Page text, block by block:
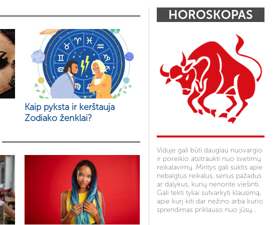
HOROSKOPAS
Viduje gali būti daugiau nuovargio
ir poreikio atsitraukti nuo svetimų
reikalavimų. Mintys gali suktis apie
nebaigtus reikalus, senus pažadus
ar dalykus, kurių nenorite viešinti.
Gali tekti tyliai sutvarkyti klausimą,
apie kurį kiti dar nežino arba kurio
sprendimas priklauso nuo jūsų…
Kaip pyksta ir kerštauja
Zodiako ženklai?